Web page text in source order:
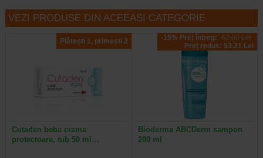
VEZI PRODUSE DIN ACEEASI CATEGORIE
Plătești 1, primești 2
Cutaden bebe crema
protectoare, tub 50 ml…
-15% Preț întreg: 62.60 Lei
Preț redus: 53.21 Lei
Bioderma ABCDerm sampon
200 ml